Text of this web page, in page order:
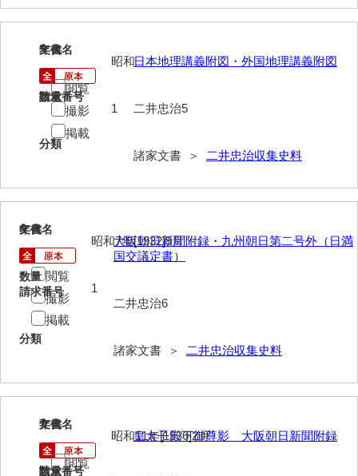
宇野家文書
馬屋原家文書
恵良宏収集文書
大田家文書
大中家文書（神奈川県）
大村益次郎文書
5
文書名
日本地理講義附図・外国地理講義附図
請求番号
二井忠治5
分類
諸家文書 ＞ 二井忠治収集史料
年代
昭和
数量
1
閲覧
撮影
掲載
6
文書名
大阪朝日新聞附録・九州朝日第二号外（日満
国交議定書）
請求番号
二井忠治6
分類
諸家文書 ＞ 二井忠治収集史料
年代
昭和7年[1932]9月
数量
1
閲覧
撮影
掲載
7
文書名
皇太子殿下御尊影 大阪朝日新聞附録
請求番号
年代
昭和11年[1936]2月
数量
閲覧